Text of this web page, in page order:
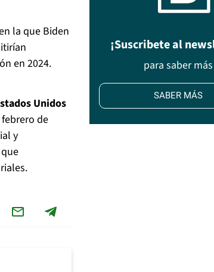
la que Biden
en 2024.
Unidos
de
y
¡Suscribete al
para saber más
SABER MÁS